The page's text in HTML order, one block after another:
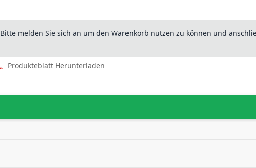
Bitte melden Sie sich an um den Warenkorb nutzen zu können und
Produkteblatt Herunterladen